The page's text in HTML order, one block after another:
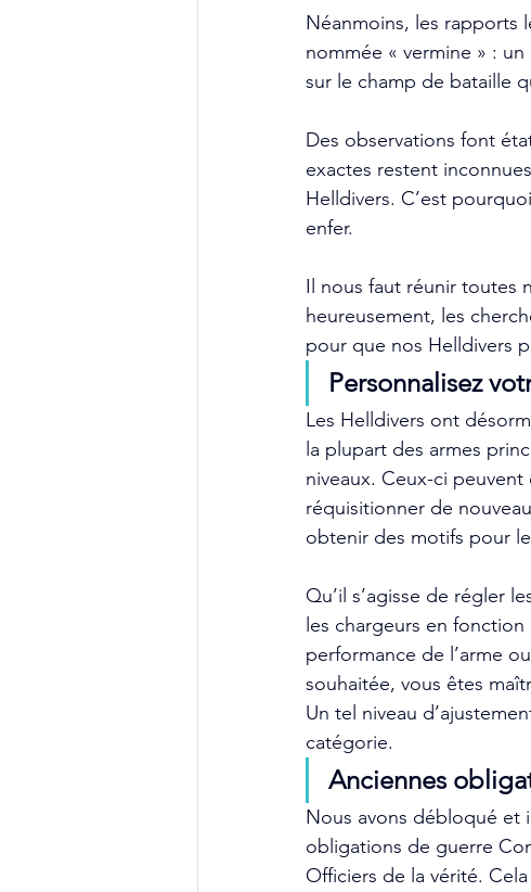
Néanmoins, les rapports
nommée « vermine » :
sur le champ de bataille
Des observations font
exactes restent
Helldivers. C’est
enfer.
Il nous faut réunir toutes
heureusement, les
pour que nos Helldivers
Personnalisez
Les Helldivers ont
la plupart des armes
niveaux. Ceux-ci
réquisitionner de
obtenir des motifs pour
Qu’il s’agisse de régler
les chargeurs en
performance de l’arme
souhaitée, vous êtes
Un tel niveau
catégorie.
Anciennes
Nous avons débloqué et
obligations de guerre
Officiers de la vérité.